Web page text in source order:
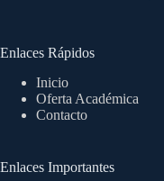
Enlaces Rápidos
Inicio
Oferta Académica
Contacto
Enlaces Importantes